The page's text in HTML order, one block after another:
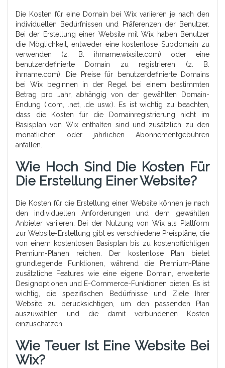
Die Kosten für eine Domain bei Wix variieren je nach den
individuellen Bedürfnissen und Präferenzen der Benutzer.
Bei der Erstellung einer Website mit Wix haben Benutzer
die Möglichkeit, entweder eine kostenlose Subdomain zu
verwenden (z. B. ihrname.wixsite.com) oder eine
benutzerdefinierte Domain zu registrieren (z. B.
ihrname.com). Die Preise für benutzerdefinierte Domains
bei Wix beginnen in der Regel bei einem bestimmten
Betrag pro Jahr, abhängig von der gewählten Domain-
Endung (.com, .net, .de usw.). Es ist wichtig zu beachten,
dass die Kosten für die Domainregistrierung nicht im
Basisplan von Wix enthalten sind und zusätzlich zu den
monatlichen oder jährlichen Abonnementgebühren
anfallen.
Wie Hoch Sind Die Kosten Für
Die Erstellung Einer Website?
Die Kosten für die Erstellung einer Website können je nach
den individuellen Anforderungen und dem gewählten
Anbieter variieren. Bei der Nutzung von Wix als Plattform
zur Website-Erstellung gibt es verschiedene Preispläne, die
von einem kostenlosen Basisplan bis zu kostenpflichtigen
Premium-Plänen reichen. Der kostenlose Plan bietet
grundlegende Funktionen, während die Premium-Pläne
zusätzliche Features wie eine eigene Domain, erweiterte
Designoptionen und E-Commerce-Funktionen bieten. Es ist
wichtig, die spezifischen Bedürfnisse und Ziele Ihrer
Website zu berücksichtigen, um den passenden Plan
auszuwählen und die damit verbundenen Kosten
einzuschätzen.
Wie Teuer Ist Eine Website Bei
Wix?